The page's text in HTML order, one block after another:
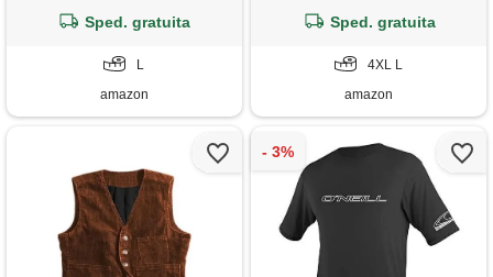
e clip per cravatta, per
verde, l
Sped. gratuita
L
amazon
e formale, cioccolato, l
Sped. gratuita
4XL L
amazon